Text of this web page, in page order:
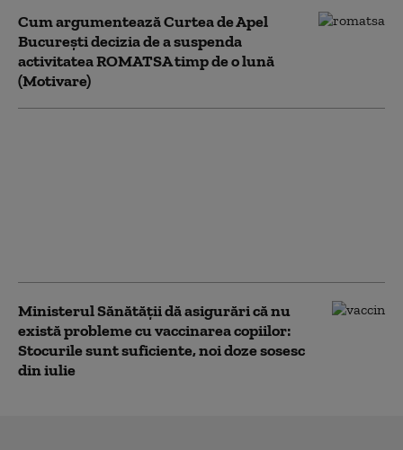
Cum argumentează Curtea de Apel
București decizia de a suspenda
activitatea ROMATSA timp de o lună
(Motivare)
Ministerul Sănătății dă asigurări că nu
există probleme cu vaccinarea copiilor:
Stocurile sunt suficiente, noi doze sosesc
din iulie